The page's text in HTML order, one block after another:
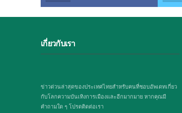
เกี่ยวกับเรา
ข่าวด่วนล่าสุดของประเทศไทยสำหรับคนที่ชอบอัพเดทเกี่ยว
กับโลกความบันเทิงการเมืองและอีกมากมาย หากคุณมี
คำถามใด ๆ โปรดติดต่อเรา